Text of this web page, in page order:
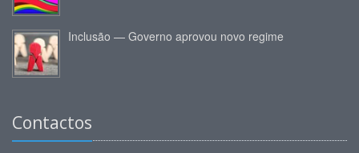
Inclusão — Governo aprovou novo regime
Contactos